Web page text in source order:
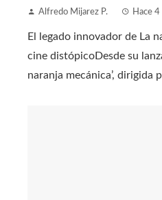
Alfredo Mijarez P. Hace 4
El legado innovador de La
cine distópicoDesde su
naranja mecánica’, dirigida